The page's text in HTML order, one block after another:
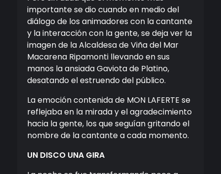
importante se dio cuando en medio del
diálogo de los animadores con la cantante
y la interacción con la gente, se deja ver la
imagen de la Alcaldesa de Viña del Mar
Macarena Ripamonti llevando en sus
manos la ansiada Gaviota de Platino,
desatando el estruendo del público.
La emoción contenida de MON LAFERTE se
reflejaba en la mirada y el agradecimiento
hacia la gente, los que seguían gritando el
nombre de la cantante a cada momento.
UN DISCO UNA GIRA